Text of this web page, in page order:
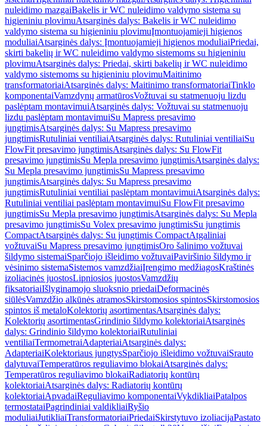
nuleidimo mazgaiBakelis ir WC nuleidimo valdymo sistema su
higieniniu plovimuAtsarginės dalys: Bakelis ir WC nuleidimo
valdymo sistema su higieniniu plovimuĮmontuojamieji higienos
moduliaiAtsarginės dalys: Įmontuojamieji higienos moduliaiPriedai,
skirti bakelių ir WC nuleidimo valdymo sistemoms su higieniniu
plovimuAtsarginės dalys: Priedai, skirti bakelių ir WC nuleidimo
valdymo sistemoms su higieniniu plovimuMaitinimo
transformatoriaiAtsarginės dalys: Maitinimo transformatoriaiTinklo
komponentaiVamzdynų armatūrosVožtuvai su statmenuoju lizdu
paslėptam montavimuiAtsarginės dalys: Vožtuvai su statmenuoju
lizdu paslėptam montavimuiSu Mapress presavimo
jungtimisAtsarginės dalys: Su Mapress presavimo
jungtimisRutuliniai ventiliaiAtsarginės dalys: Rutuliniai ventiliaiSu
FlowFit presavimo jungtimisAtsarginės dalys: Su FlowFit
presavimo jungtimisSu Mepla presavimo jungtimisAtsarginės dalys:
Su Mepla presavimo jungtimisSu Mapress presavimo
jungtimisAtsarginės dalys: Su Mapress presavimo
jungtimisRutuliniai ventiliai paslėptam montavimuiAtsarginės dalys:
Rutuliniai ventiliai paslėptam montavimuiSu FlowFit presavimo
jungtimisSu Mepla presavimo jungtimisAtsarginės dalys: Su Mepla
presavimo jungtimisSu Volex presavimo jungtimisSu jungtimis
CompactAtsarginės dalys: Su jungtimis CompactAtgaliniai
vožtuvaiSu Mapress presavimo jungtimisOro šalinimo vožtuvai
šildymo sistemaiSparčiojo išleidimo vožtuvaiPaviršinio šildymo ir
vėsinimo sistemaSistemos vamzdžiaiĮrengimo medžiagosKraštinės
izoliacinės juostosLipniosios juostosVamzdžių
fiksatoriaiIšlyginamojo sluoksnio priedaiDeformacinės
siūlėsVamzdžio alkūnės atramosSkirstomosios spintosSkirstomosios
spintos iš metaloKolektorių asortimentasAtsarginės dalys:
Kolektorių asortimentasGrindinio šildymo kolektoriaiAtsarginės
dalys: Grindinio šildymo kolektoriaiRutuliniai
ventiliaiTermometraiAdapteriaiAtsarginės dalys:
AdapteriaiKolektoriaus jungtysSparčiojo išleidimo vožtuvaiSrauto
dalytuvaiTemperatūros reguliavimo blokaiAtsarginės dalys:
Temperatūros reguliavimo blokaiRadiatorių kontūrų
kolektoriaiAtsarginės dalys: Radiatorių kontūrų
kolektoriaiApvadaiReguliavimo komponentaiVykdikliaiPatalpos
termostataiPagrindiniai valdikliaiRyšio
moduliaiJutikliaiTransformatoriaiPriedaiSkirstytuvo izoliacijaPastato